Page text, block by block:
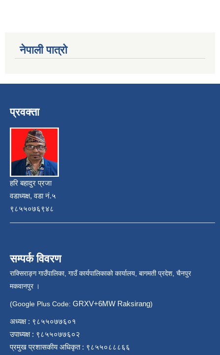
नेपाली पात्रो
प्रवक्ता
हरि बहादुर प्रजा
वडाध्यक्ष, वडा नं.५
९८५५०७६९४८
सम्पर्क विवरण
राक्सिराङ्ग गाउँपालिका, गाउँ कार्यपालिकाको कार्यालय, बागमती प्रदेश, चैनपुर
मकवानपुर ।
(Google Plus Code: GRXV+6MW Raksirang)
अध्यक्ष : ९८५५०७७६०१
उपाध्यक्ष : ९८५५०७७६०२
प्रमुख प्रशासकीय अधिकृत : ९८५५०८८८६६